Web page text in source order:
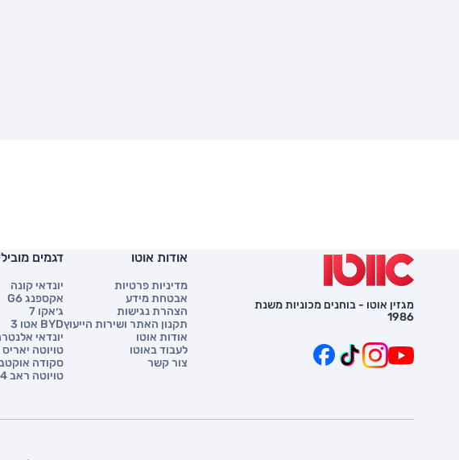
מגזין אוטו - בוחנים מכוניות משנת
1986
אודות אוטו
מדיניות פרטיות
אבטחת מידע
הצהרת נגישות
תקנון האתר ושירות הייעוץ
אודות אוטו
לעבוד באוטו
צור קשר
דגמים
יונדאי קונה
אקספנג G6
ג׳אקו 7
BYD אטו 3
יונדאי
טויוטה
סקודה
טויוטה ראב 4